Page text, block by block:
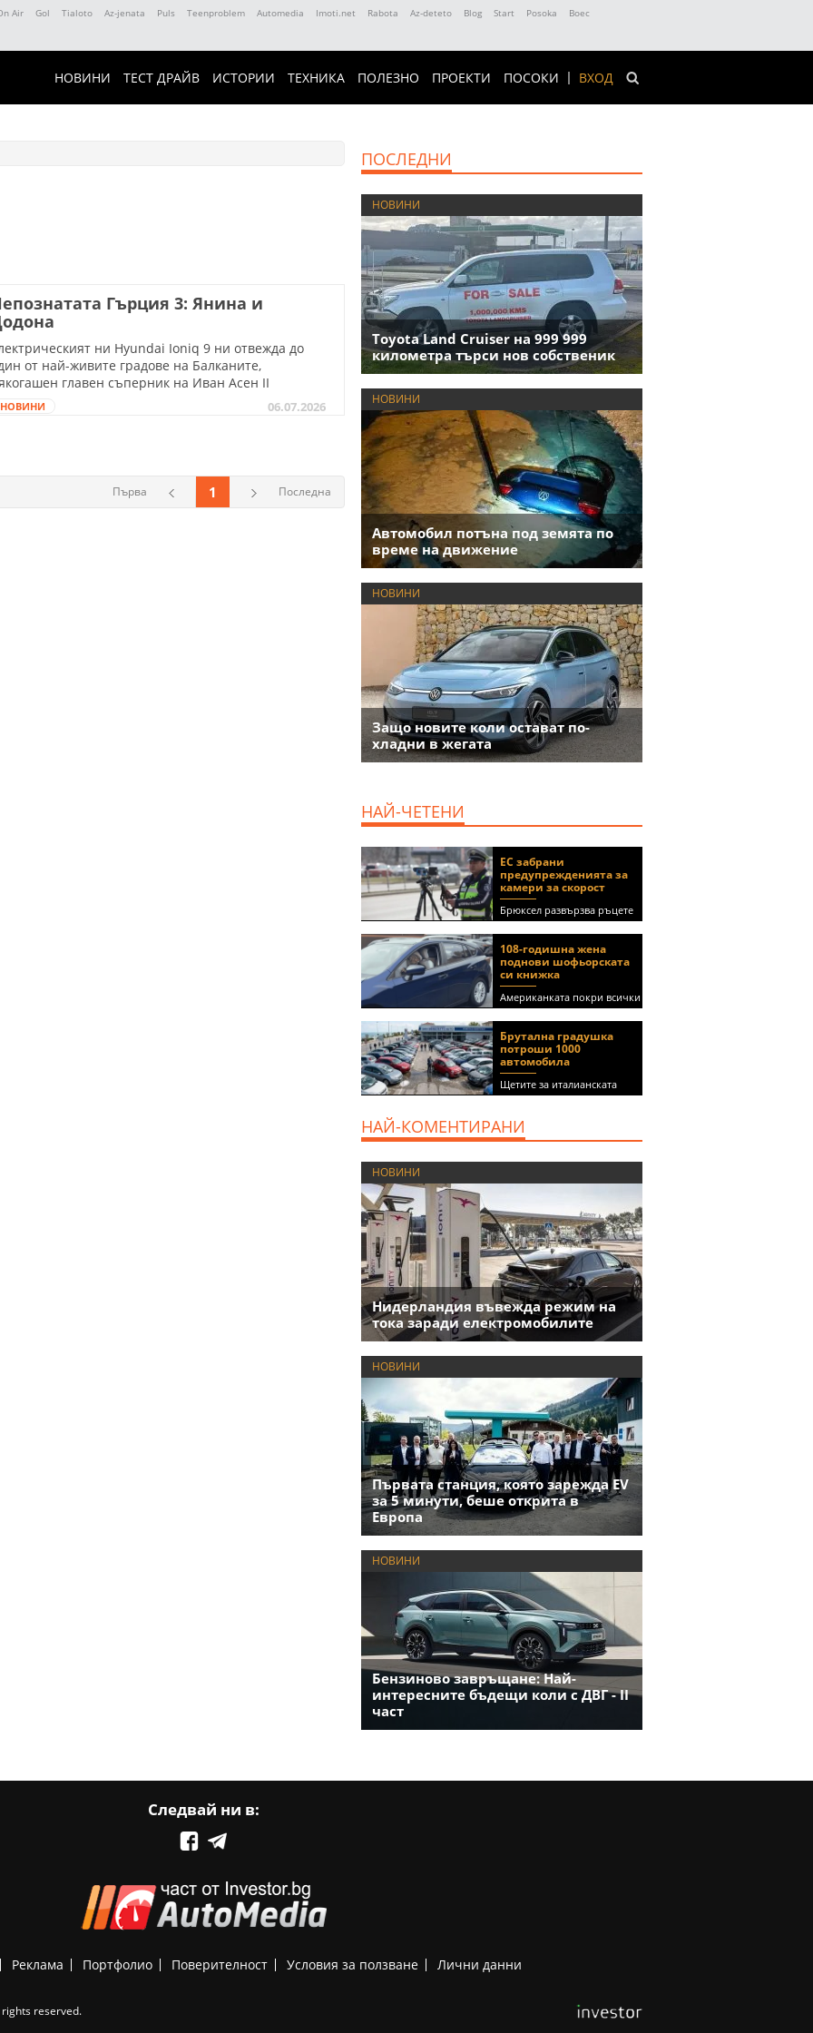
Air Gol Tialoto Az-jenata Puls Teenproblem Automedia Imoti.net Rabota Az-deteto Blog Start Posoka
Boec
ВХОД
НОВИНИ ТЕСТ ДРАЙВ ИСТОРИИ ТЕХНИКА ПОЛЕЗНО ПРОЕКТИ ПОСОКИ
Гърция 3: Янина и
ни Hyundai Ioniq 9 ни отвежда до
от най-живите градове на Балканите,
главен съперник на Иван Асен II
НОВИНИ 06.07.2026
Последна
1
Първа
ПОСЛЕДНИ
НОВИНИ
Toyota Land Cruiser на 999 999
километра търси нов собственик
НОВИНИ
Автомобил потъна под земята по
време на движение
НОВИНИ
Защо новите коли остават по-
хладни в жегата
НАЙ-ЧЕТЕНИ
ЕС забрани
предупрежденията за
камери за скорост
Брюксел развързва ръцете
на правителствата за
приложения като Waze и
Google Maps
108-годишна жена
поднови шофьорската
си книжка
Американката покри всички
медицински изисквания, за
(ВИДЕО)
Брутална градушка
потроши 1000
автомобила
Щетите за италианската
автокъща се оценяват на 5
НАЙ-КОМЕНТИРАНИ
НОВИНИ
Нидерландия въвежда режим на
тока заради електромобилите
НОВИНИ
Първата станция, която зарежда EV
за 5 минути, беше открита в
Европа
НОВИНИ
Бензиново завръщане: Най-
интересните бъдещи коли с ДВГ - II
част
Следвай ни в:
Реклама Портфолио Поверителност Условия за ползване Лични данни
reserved.